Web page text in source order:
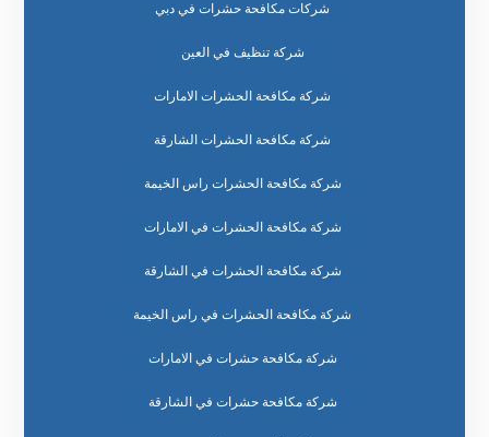
شركات مكافحة حشرات في دبي
شركة تنظيف في العين
شركة مكافحة الحشرات الامارات
شركة مكافحة الحشرات الشارقة
شركة مكافحة الحشرات راس الخيمة
شركة مكافحة الحشرات في الامارات
شركة مكافحة الحشرات في الشارقة
شركة مكافحة الحشرات في راس الخيمة
شركة مكافحة حشرات في الامارات
شركة مكافحة حشرات في الشارقة